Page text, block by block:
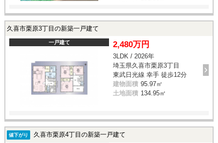
久喜市栗原3丁目の新築一戸建て
一戸建て 2,480万円
3LDK / 2026年
埼玉県久喜市栗原3丁目
東武日光線 幸手 徒歩12分
建物面積 95.97㎡
土地面積 134.95㎡
値下がり 久喜市栗原4丁目の新築一戸建て